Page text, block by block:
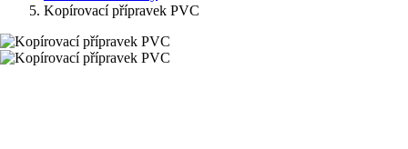
Kopírovací přípravek PVC